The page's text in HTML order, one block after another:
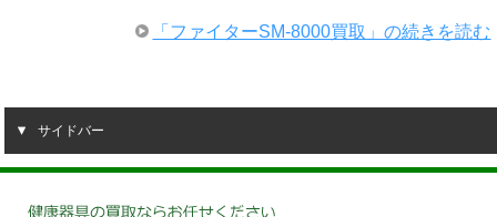
「ファイターSM-8000買取」の続きを読む
サイドバー